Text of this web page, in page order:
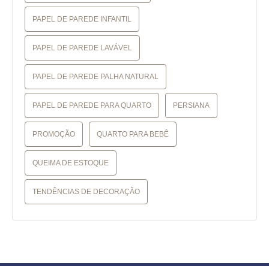
PAPEL DE PAREDE INFANTIL
PAPEL DE PAREDE LAVÁVEL
PAPEL DE PAREDE PALHA NATURAL
PAPEL DE PAREDE PARA QUARTO PERSIANA
PROMOÇÃO QUARTO PARA BEBÊ
QUEIMA DE ESTOQUE
TENDÊNCIAS DE DECORAÇÃO